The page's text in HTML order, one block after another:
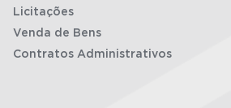
Licitações
Venda de Bens
Contratos Administrativos